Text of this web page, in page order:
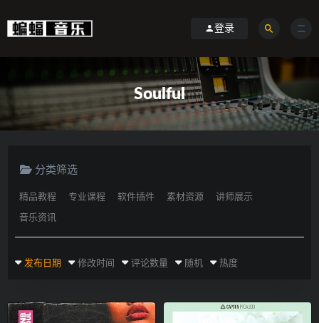
登录
Soulful
分类筛选
精品教程 专业课程 软件插件 素材资源 讲师展示
音乐资讯
发布日期 修改时间 评论数量 随机 热度